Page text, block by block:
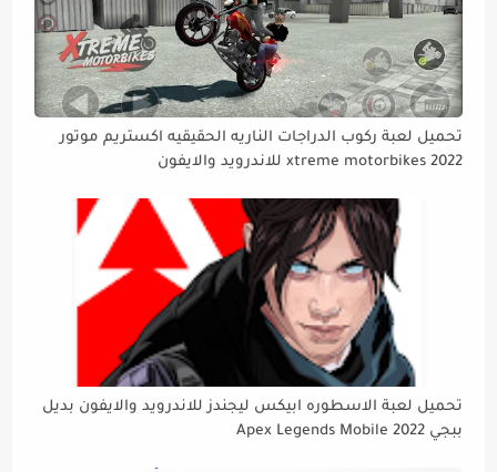
تحميل لعبة ركوب الدراجات الناريه الحقيقيه اكستريم موتور
xtreme motorbikes 2022 للاندرويد والايفون
تحميل لعبة الاسطوره ابيكس ليجندز للاندرويد والايفون بديل
ببجي Apex Legends Mobile 2022